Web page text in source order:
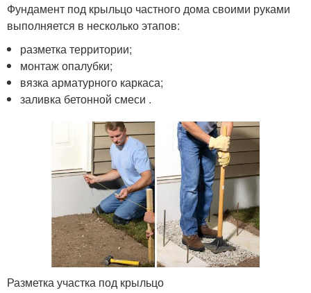
Фундамент под крыльцо частного дома своими руками
выполняется в несколько этапов:
разметка территории;
монтаж опалубки;
вязка арматурного каркаса;
заливка бетонной смеси .
Разметка участка под крыльцо